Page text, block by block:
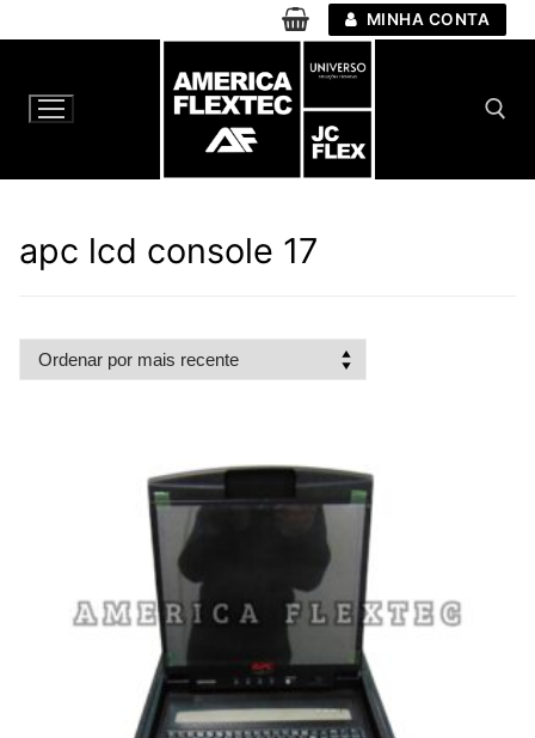
para
conteúdo
MINHA CONTA
apc lcd console 17